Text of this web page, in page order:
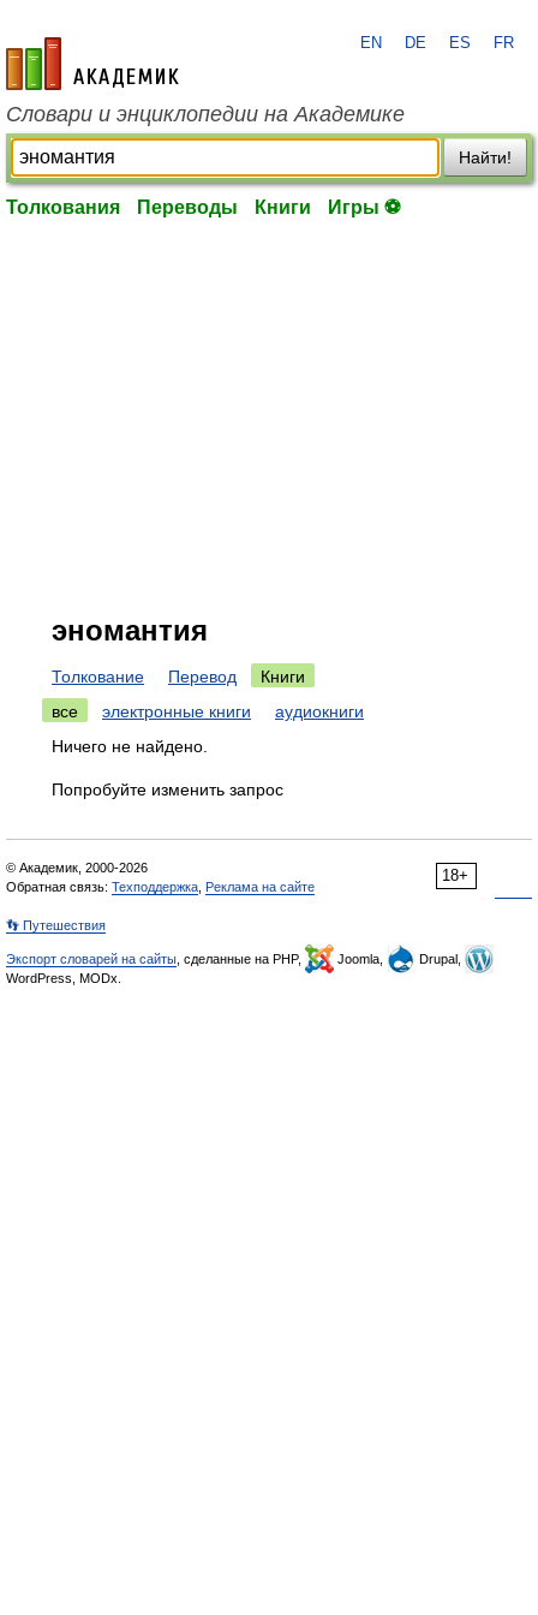
academic.ru
EN DE ES FR
Словари и энциклопедии на Академике
Найти!
Толкования Переводы Книги Игры ⚽
эномантия
Толкование Перевод
Книги
все
электронные книги
аудиокниги
Ничего не найдено.
Попробуйте изменить запрос
18+
© Академик, 2000-2026
Обратная связь: Техподдержка Реклама на сайте
👣 Путешествия
Экспорт словарей на сайты , сделанные на PHP, Joomla,
Drupal,
WordPress, MODx.